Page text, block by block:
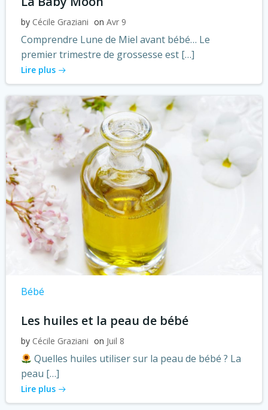
by Cécile Graziani on Avr 9
Comprendre Lune de Miel avant bébé… Le
premier trimestre de grossesse est […]
Lire plus
Bébé
Les huiles et la peau de bébé
by Cécile Graziani on Juil 8
Quelles huiles utiliser sur la peau de bébé ? La
peau […]
Lire plus